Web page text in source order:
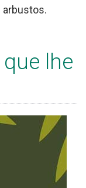
arbustos.
lhe